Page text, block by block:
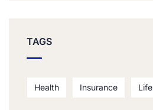
TAGS
Health Insurance Life